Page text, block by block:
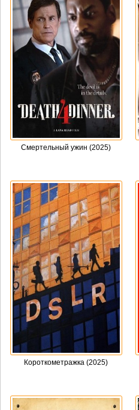
Смертельный ужин (2025)
Короткометражка (2025)